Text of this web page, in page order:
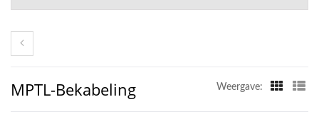
MPTL-Bekabeling Weergave: